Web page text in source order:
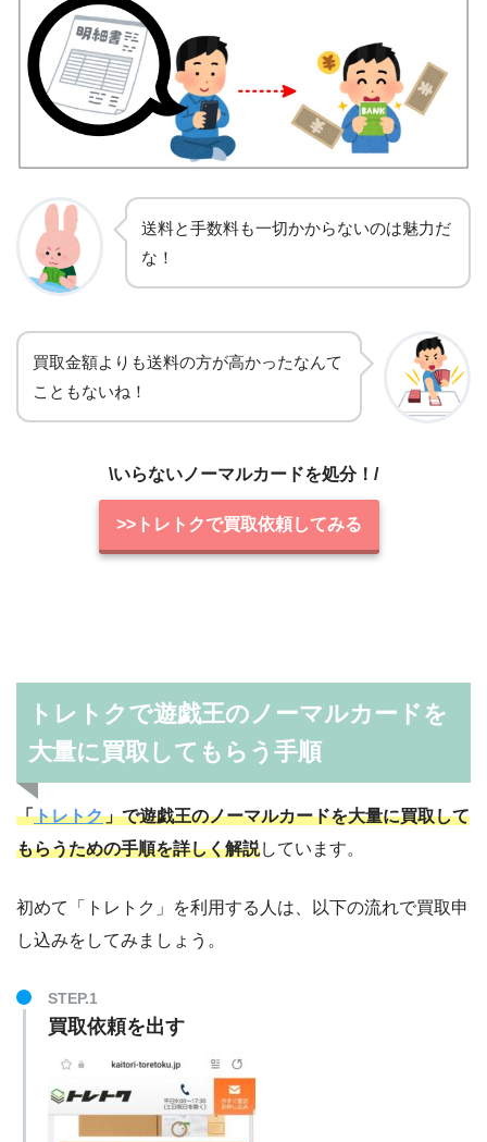
送料と手数料も一切かからないのは魅力だ
な！
買取金額よりも送料の方が高かったなんて
こともないね！
\いらないノーマルカードを処分！/
>>トレトクで買取依頼してみる
トレトクで遊戯王のノーマルカードを
大量に買取してもらう手順
「トレトク」で遊戯王のノーマルカードを大量に買取して
もらうための手順を詳しく解説しています。
初めて「トレトク」を利用する人は、以下の流れで買取申
し込みをしてみましょう。
STEP.1
買取依頼を出す